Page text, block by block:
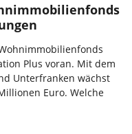
Plus voran. Mit dem
Unterfranken wächst
Euro. Welche